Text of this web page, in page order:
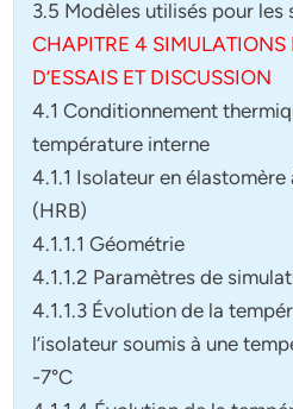
3.5 Modèles utilisés pour les
CHAPITRE 4 SIMULATIONS
D’ESSAIS ET DISCUSSION
4.1 Conditionnement
température interne
4.1.1 Isolateur en
(HRB)
4.1.1.1 Géométrie
4.1.1.2 Paramètres de
4.1.1.3 Évolution de la
l’isolateur soumis à une
-7°C